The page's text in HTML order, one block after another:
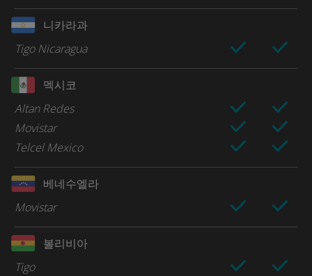
니카라과
Tigo Nicaragua
멕시코
Altan Redes
Movistar
Telcel Mexico
베네수엘라
Movistar
볼리비아
Tigo